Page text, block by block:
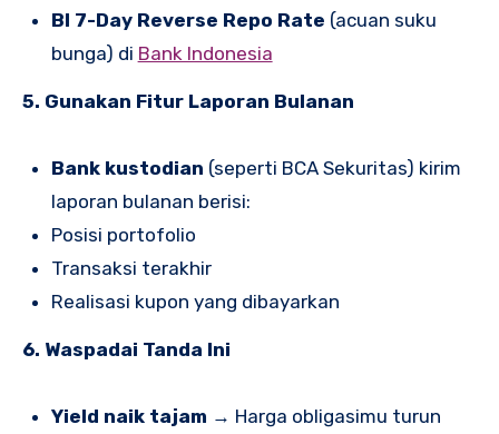
BI 7-Day Reverse Repo Rate (acuan suku
bunga) di Bank Indonesia
5. Gunakan Fitur Laporan Bulanan
Bank kustodian (seperti BCA Sekuritas) kirim
laporan bulanan berisi:
Posisi portofolio
Transaksi terakhir
Realisasi kupon yang dibayarkan
6. Waspadai Tanda Ini
Yield naik tajam → Harga obligasimu turun